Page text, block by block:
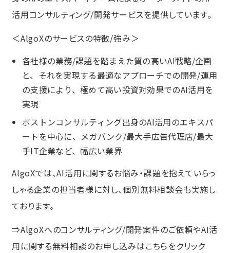
活用コンサルティング/開発サービスを提供しています。
＜AlgoXのサービスの特徴/強み＞
各社様の業務/課題を踏まえた質の高いAI戦略/企画
と、それを実現する最適なアプローチでの開発/運用
の支援により、極めて高い投資対効果でのAI活用を
実現
ボストンコンサルティング出身のAI活用のエキスパ
ートを中心に、メガバンク/最大手広告代理店/最大
手IT企業など、幅広い業界
AlgoXでは、AI活用に関するお悩み・課題を抱えていらっ
しゃる企業の担当者様に対し、個別無料相談会も実施し
ております。
⇒AlgoXへのコンサルティング/開発案件のご依頼やAI活
用に関する無料相談のお申し込みはこちらをクリック